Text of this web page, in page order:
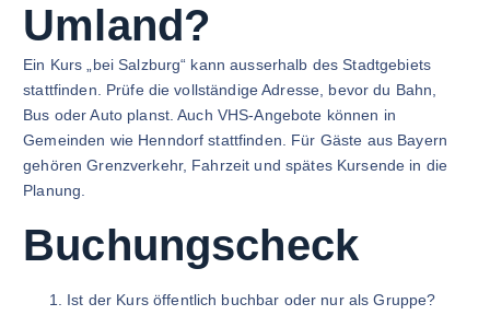
Umland?
Ein Kurs „bei Salzburg“ kann ausserhalb des Stadtgebiets
stattfinden. Prüfe die vollständige Adresse, bevor du Bahn,
Bus oder Auto planst. Auch VHS-Angebote können in
Gemeinden wie Henndorf stattfinden. Für Gäste aus Bayern
gehören Grenzverkehr, Fahrzeit und spätes Kursende in die
Planung.
Buchungscheck
Ist der Kurs öffentlich buchbar oder nur als Gruppe?